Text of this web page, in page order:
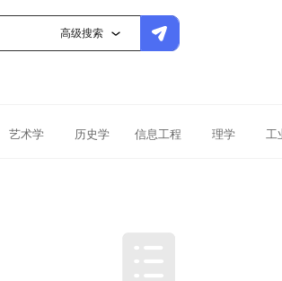
高级搜索
艺术学 历史学 信息工程 理学 工